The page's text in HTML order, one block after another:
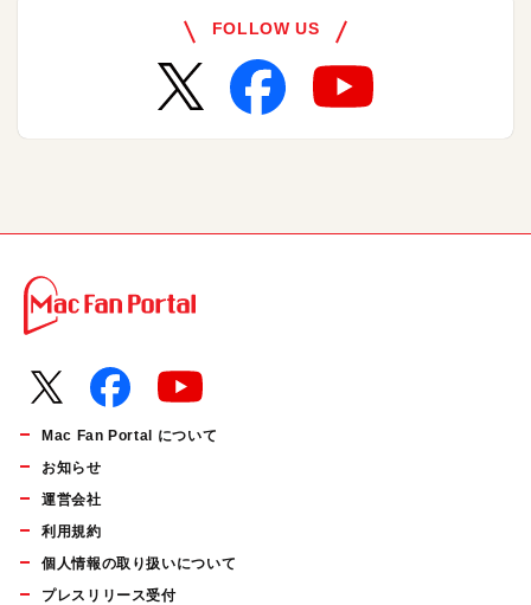
FOLLOW US
Mac Fan Portal について
お知らせ
運営会社
利用規約
個人情報の取り扱いについて
プレスリリース受付